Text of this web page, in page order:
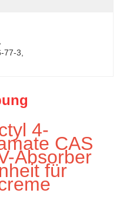
77-3
4-
CAS
Absorber
für